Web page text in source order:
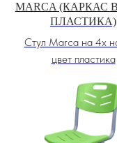
MARCA (КАРКАС
ПЛАСТИКА)
Стул Marca на 4х
цвет пластика